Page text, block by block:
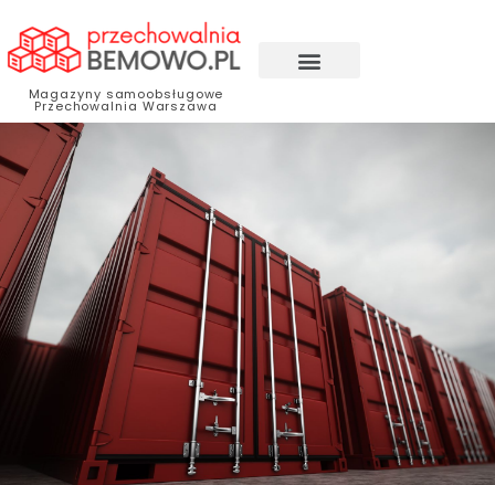
Magazyny samoobsługowe
Przechowalnia Warszawa